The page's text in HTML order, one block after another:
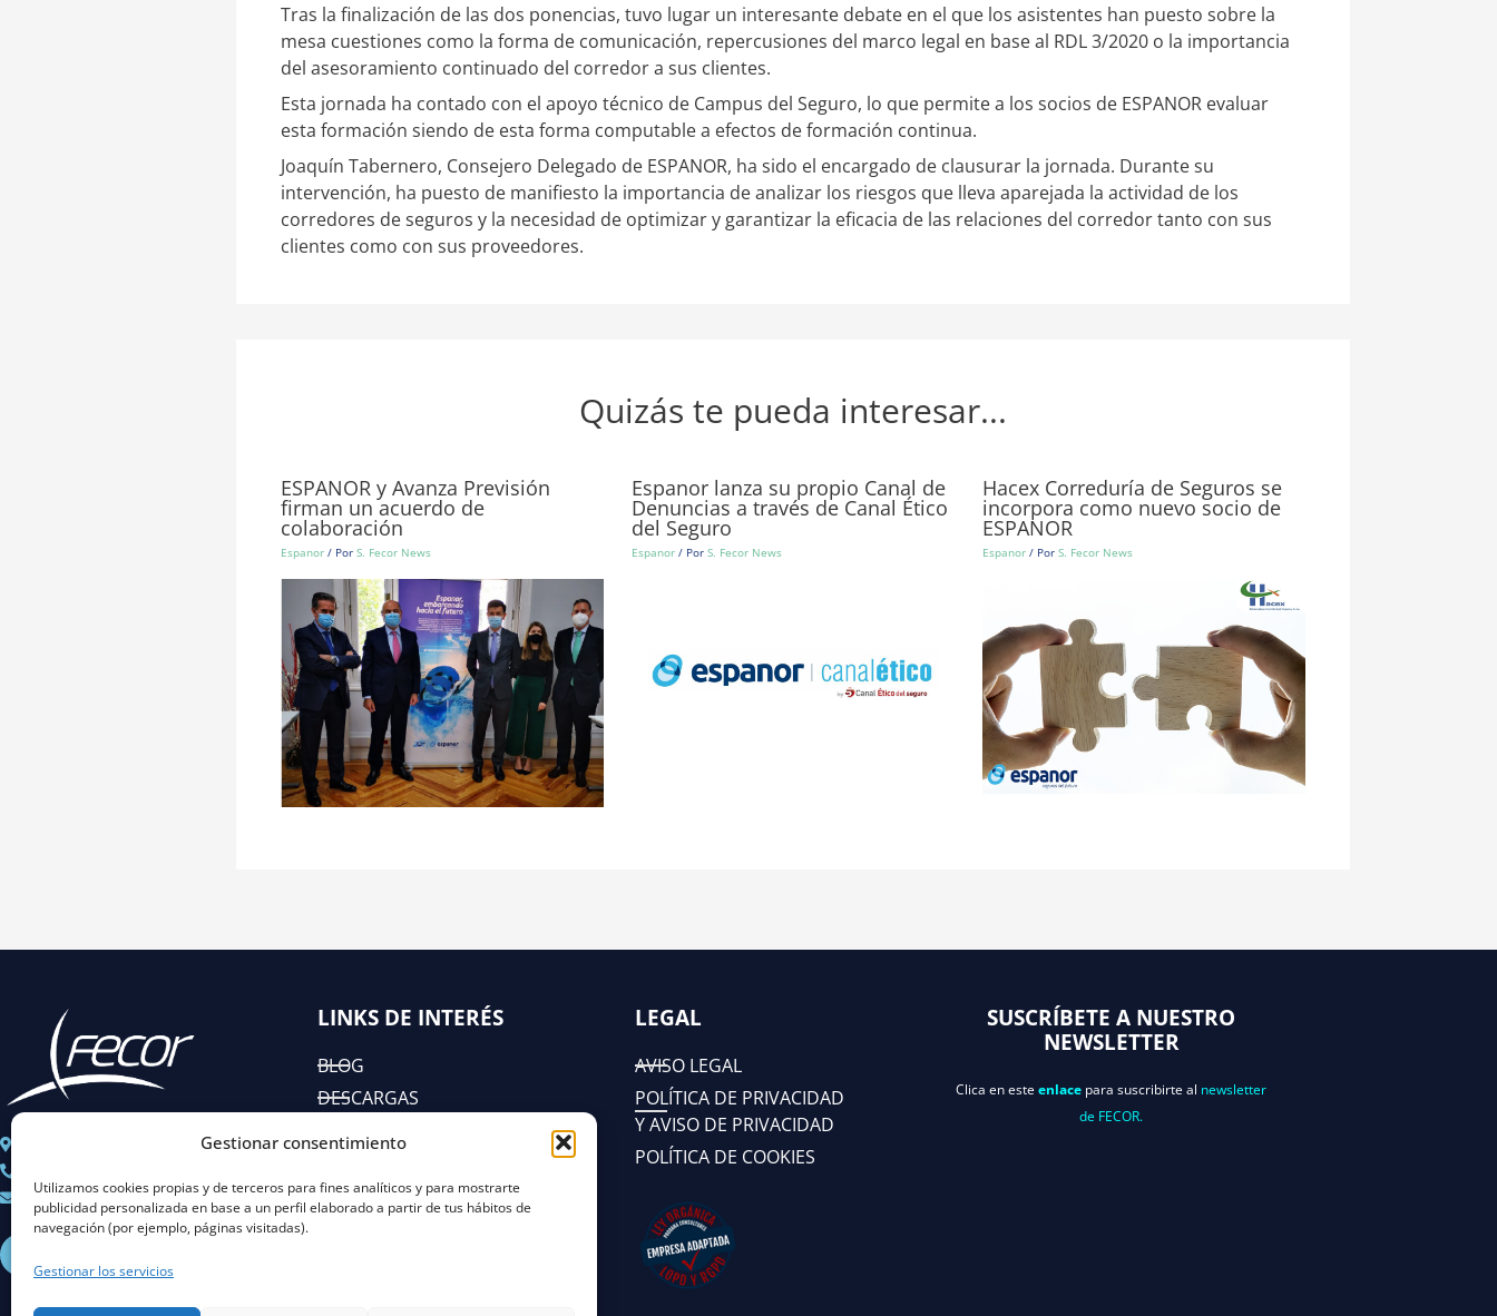
Gestionar consentimiento
Utilizamos cookies propias y de terceros para fines analíticos y para mostrarte
publicidad personalizada en base a un perfil elaborado a partir de tus hábitos de
navegación (por ejemplo, páginas visitadas).
Gestionar los servicios
Tras la finalización de las dos ponencias, tuvo lugar un interesante debate en el que los asistentes han puesto sobre la
mesa cuestiones como la forma de comunicación, repercusiones del marco legal en base al RDL 3/2020 o la importancia
del asesoramiento continuado del corredor a sus clientes.
Esta jornada ha contado con el apoyo técnico de Campus del Seguro, lo que permite a los socios de ESPANOR evaluar
esta formación siendo de esta forma computable a efectos de formación continua.
Joaquín Tabernero, Consejero Delegado de ESPANOR, ha sido el encargado de clausurar la jornada. Durante su
intervención, ha puesto de manifiesto la importancia de analizar los riesgos que lleva aparejada la actividad de los
corredores de seguros y la necesidad de optimizar y garantizar la eficacia de las relaciones del corredor tanto con sus
clientes como con sus proveedores.
Quizás te pueda interesar...
ESPANOR y Avanza Previsión
firman un acuerdo de
colaboración
Espanor / Por S. Fecor News
Espanor lanza su propio Canal de
Denuncias a través de Canal Ético
del Seguro
Espanor / Por S. Fecor News
Hacex Correduría de Seguros se
incorpora como nuevo socio de
ESPANOR
Espanor / Por S. Fecor News
C/ José Abascal n° 44, 1°
Coordinacion@fecor.es
s
a
Y
u
u
X
LINKS DE INTERÉS
BLOG
DESCARGAS
LEGAL
AVISO LEGAL
POLÍTICA DE PRIVACIDAD
Y AVISO DE PRIVACIDAD
POLÍTICA DE COOKIES
SUSCRÍBETE A NUESTRO
NEWSLETTER
Clica en este enlace para suscribirte al newsletter
de FECOR.